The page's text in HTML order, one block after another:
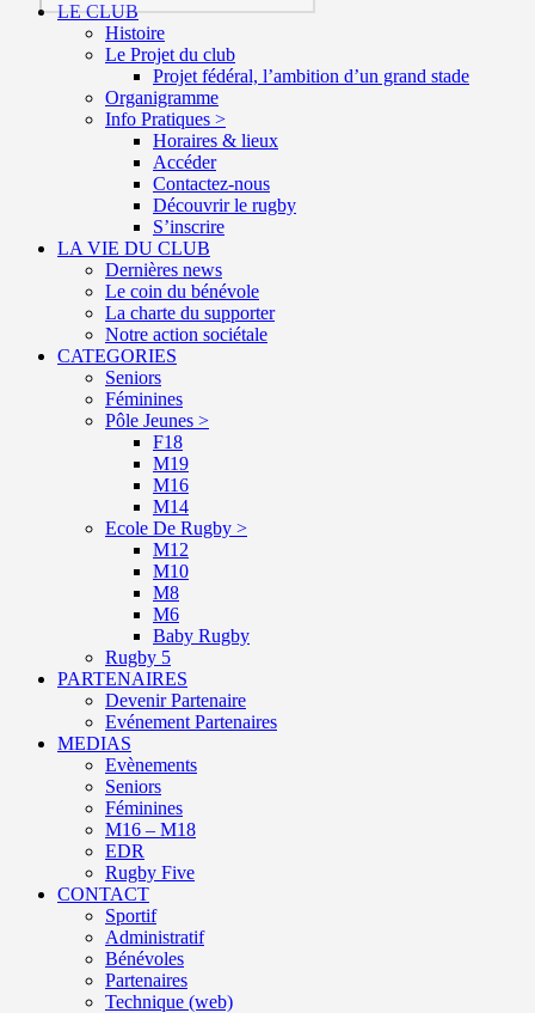
LE CLUB
Histoire
Le Projet du club
Projet fédéral, l’ambition d’un grand stade
Organigramme
Info Pratiques >
Horaires & lieux
Accéder
Contactez-nous
Découvrir le rugby
S’inscrire
LA VIE DU CLUB
Dernières news
Le coin du bénévole
La charte du supporter
Notre action sociétale
CATEGORIES
Seniors
Féminines
Pôle Jeunes >
F18
M19
M16
M14
Ecole De Rugby >
M12
M10
M8
M6
Baby Rugby
Rugby 5
PARTENAIRES
Devenir Partenaire
Evénement Partenaires
MEDIAS
Evènements
Seniors
Féminines
M16 – M18
EDR
Rugby Five
CONTACT
Sportif
Administratif
Bénévoles
Partenaires
Technique (web)